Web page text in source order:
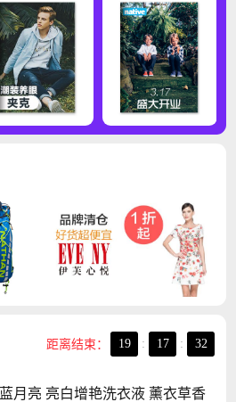
距离结束： 19 : 17 : 32
蓝月亮 亮白增艳洗衣液 薰衣草香